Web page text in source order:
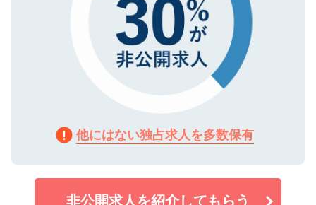
他にはない独占求人を多数保有
非公開求人を紹介してもらう